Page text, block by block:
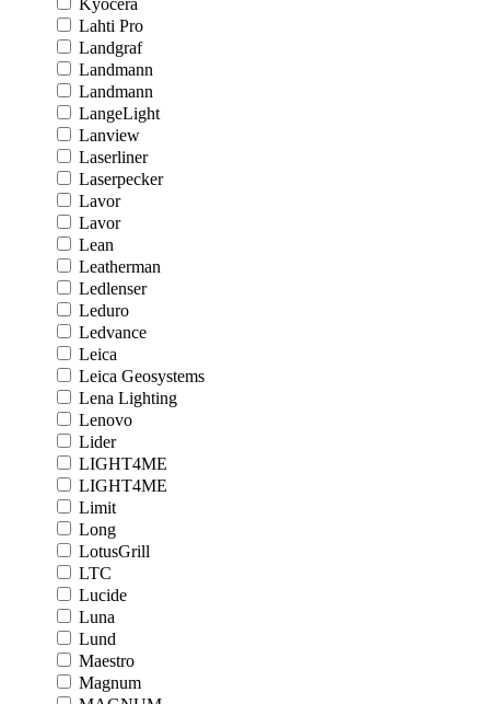
Kyocera
Lahti Pro
Landgraf
Landmann
Landmann
LangeLight
Lanview
Laserliner
Laserpecker
Lavor
Lavor
Lean
Leatherman
Ledlenser
Leduro
Ledvance
Leica
Leica Geosystems
Lena Lighting
Lenovo
Lider
LIGHT4ME
LIGHT4ME
Limit
Long
LotusGrill
LTC
Lucide
Luna
Lund
Maestro
Magnum